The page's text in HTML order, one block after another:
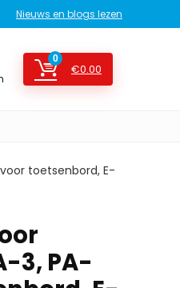
Nieuws en blogs lezen
0
€0.00
voor toetsenbord, E-
3, PA-